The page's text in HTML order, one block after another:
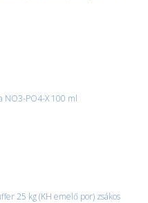
NO3-PO4-X 100 ml
25 kg (KH emelő por) zsákos